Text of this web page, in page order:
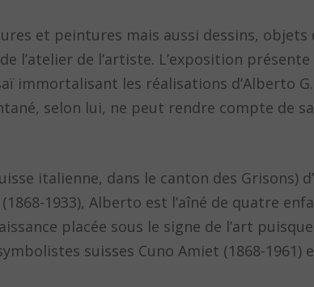
et peintures mais aussi dessins, objets
l’atelier de l’artiste. L’exposition
immortalisant les réalisations d’Alberto
selon lui, ne peut rendre compte de
italienne, dans le canton des Grisons)
1933), Alberto est l’aîné de quatre
placée sous le signe de l’art
suisses Cuno Amiet (1868-1961)